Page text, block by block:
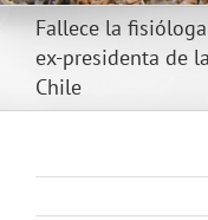
Fallece la
ex-presidenta de
Chile